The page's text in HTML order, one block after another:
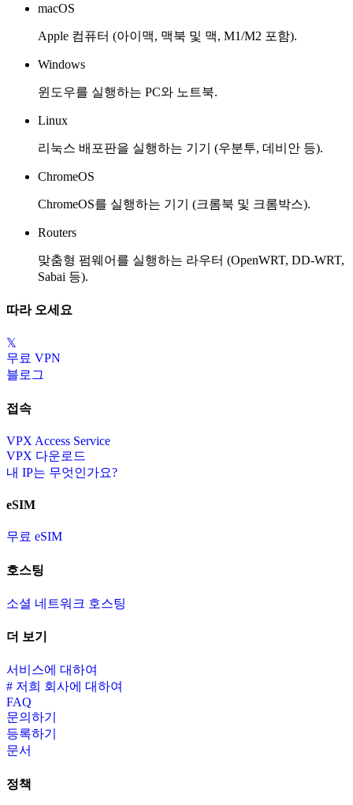
macOS
Apple 컴퓨터 (아이맥, 맥북 및 맥, M1/M2 포함).
Windows
윈도우를 실행하는 PC와 노트북.
Linux
리눅스 배포판을 실행하는 기기 (우분투, 데비안 등).
ChromeOS
ChromeOS를 실행하는 기기 (크롬북 및 크롬박스).
Routers
맞춤형 펌웨어를 실행하는 라우터 (OpenWRT, DD-WRT,
Sabai 등).
따라 오세요
𝕏
무료 VPN
블로그
접속
VPX Access Service
VPX 다운로드
내 IP는 무엇인가요?
eSIM
무료 eSIM
호스팅
소셜 네트워크 호스팅
더 보기
서비스에 대하여
# 저희 회사에 대하여
FAQ
문의하기
등록하기
문서
정책